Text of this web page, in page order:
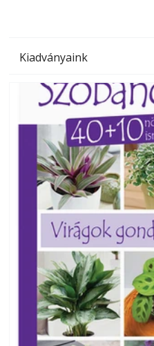
Kiadványaink